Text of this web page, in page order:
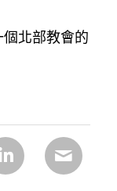
北部教會的